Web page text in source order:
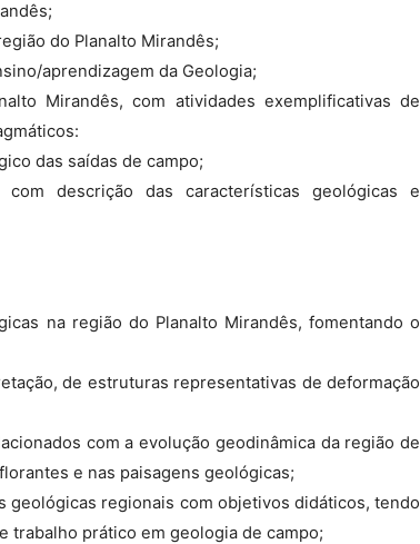
do Planalto Mirandês;
aprendizagem da Geologia;
Mirandês, com atividades exemplificativas de
das saídas de campo;
descrição das características geológicas e
na região do Planalto Mirandês, fomentando o
de estruturas representativas de deformação
com a evolução geodinâmica da região de
e nas paisagens geológicas;
geológicas regionais com objetivos didáticos, tendo
trabalho prático em geologia de campo;